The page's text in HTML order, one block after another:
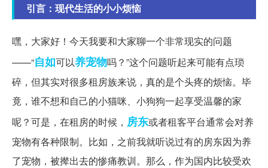
引言：现代生活的小小烦恼
嘿，大家好！今天我要和大家聊一个非常现实的问题
——“自如可以养宠物吗？”这个问题听起来可能有点琐
碎，但其实对很多租房族来说，真的是个头疼的烦恼。毕
竟，谁不想和自己的小猫咪、小狗狗一起享受温馨的家
呢？可是，在租房的时候， 房东或者租客平台通常会对养
宠物有各种限制。比如，之前我就听说过有的房东因为养
了宠物，被撵出去的惨痛教训。那么，作为国内比较受欢